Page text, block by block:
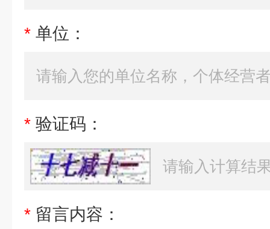
* 单位：
* 验证码：
* 留言内容：